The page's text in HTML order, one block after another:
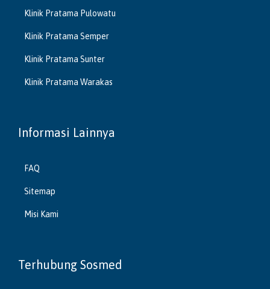
Klinik Pratama Pulowatu
Klinik Pratama Semper
Klinik Pratama Sunter
Klinik Pratama Warakas
Informasi Lainnya
FAQ
Sitemap
Misi Kami
Terhubung Sosmed